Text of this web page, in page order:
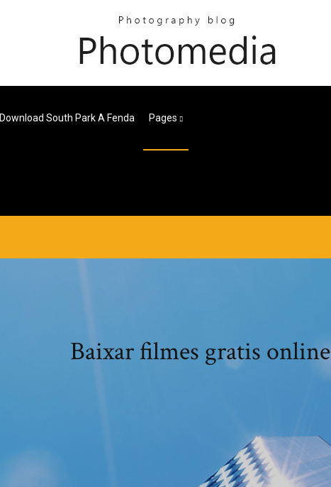
Download South Park A Fenda Pages
Baixar filmes gratis online